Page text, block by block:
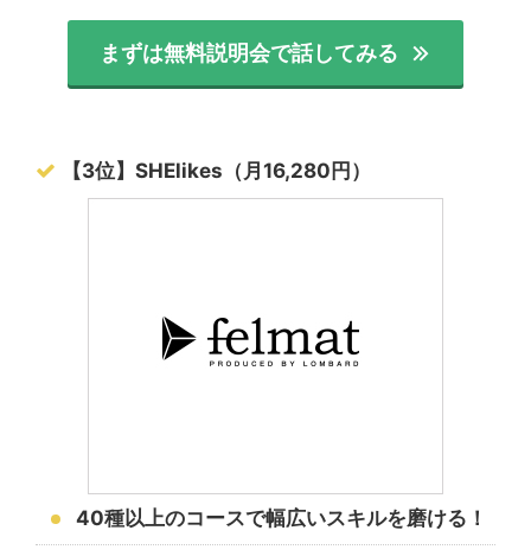
まずは無料説明会で話してみる
【3位】SHElikes（月16,280円）
40種以上のコースで幅広いスキルを磨ける！